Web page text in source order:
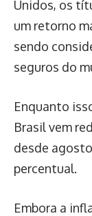
Unidos, os
um retorno
sendo
seguros do
Enquanto
Brasil vem
desde
percentual.
Embora a